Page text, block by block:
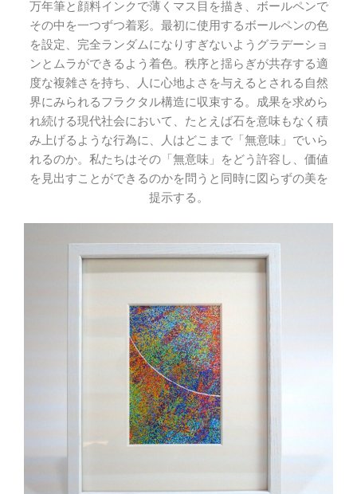
万年筆と顔料インクで薄くマス目を描き、ボールペンで
その中を一つずつ着彩。最初に使用するボールペンの色
を設定、完全ランダムになりすぎないようグラデーショ
ンとムラができるよう着色。秩序と揺らぎが共存する適
度な複雑さを持ち、人に心地よさを与えるとされる自然
界にみられるフラクタル構造に収束する。成果を求めら
れ続ける現代社会において、たとえば石を意味もなく積
み上げるような行為に、人はどこまで「無意味」でいら
れるのか。私たちはその「無意味」をどう許容し、価値
を見出すことができるのかを問うと同時に図らずの美を
提示する。